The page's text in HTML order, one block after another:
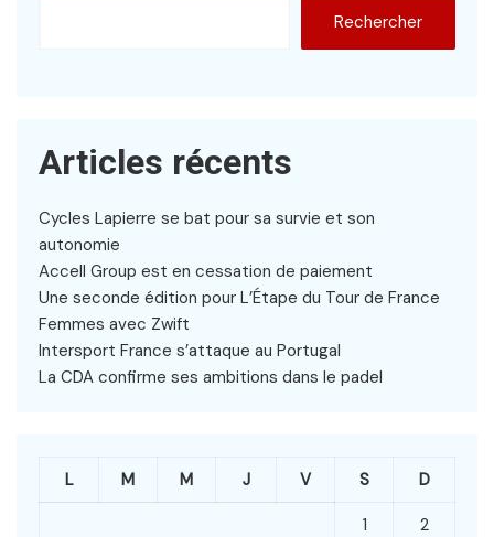
Rechercher
Articles récents
Cycles Lapierre se bat pour sa survie et son
autonomie
Accell Group est en cessation de paiement
Une seconde édition pour L’Étape du Tour de France
Femmes avec Zwift
Intersport France s’attaque au Portugal
La CDA confirme ses ambitions dans le padel
L M M J V S D
1 2